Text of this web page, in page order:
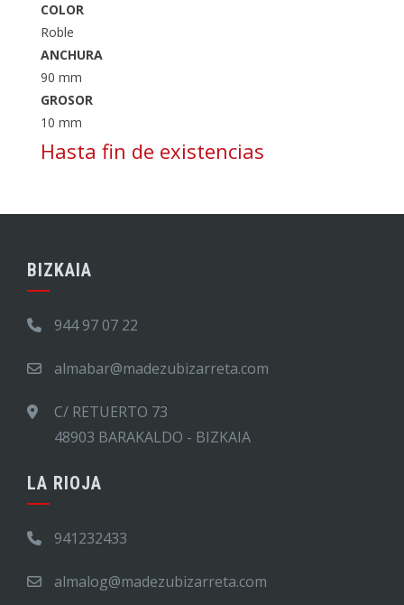
COLOR
Roble
ANCHURA
90 mm
GROSOR
10 mm
Hasta fin de existencias
BIZKAIA
944 97 07 22
almabar@madezubizarreta.com
C/ RETUERTO 73
48903 BARAKALDO - BIZKAIA
LA RIOJA
941232433
almalog@madezubizarreta.com